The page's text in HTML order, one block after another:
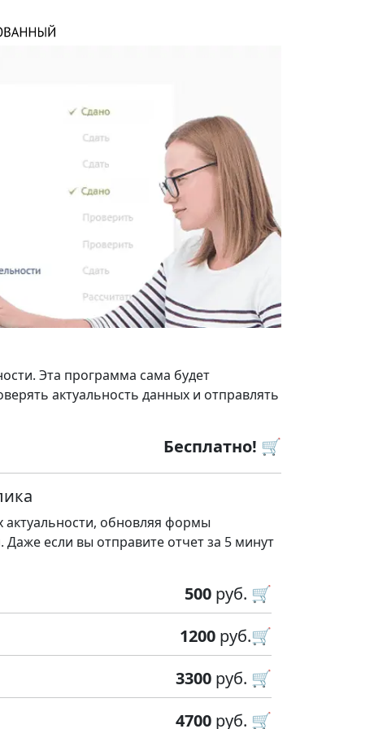
Эта программа сама будет
актуальность данных и отправлять
Бесплатно! 🛒
актуальности, обновляя формы
Даже если вы отправите отчет за 5 минут
500 руб. 🛒
1200 руб.🛒
3300 руб. 🛒
4700 руб. 🛒